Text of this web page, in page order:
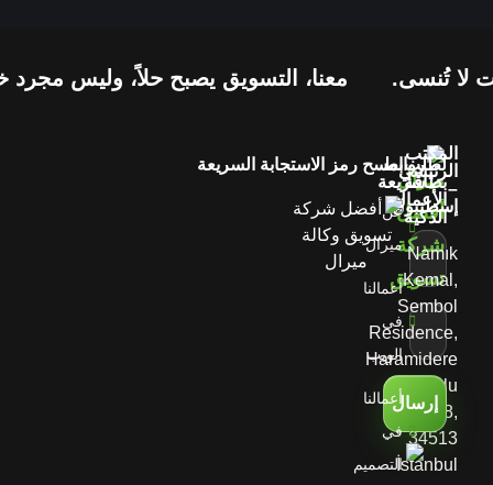
معنا، التسويق يصبح حلاً، وليس مجرد تُنسى.
المكتب
الرئيسي
–
إسطنبول
Namık
Kemal,
Sembol
Residence,
Haramidere
Yolu
D:No:28,
34513
İstanbul
لطلب
بطاقة
الأعمال
الذكية
إرسال
روابط
سريعة
عن
ميرال
أعمالنا
في
الويب
أعمالنا
في
التصميم
امسح رمز الاستجابة السريعة